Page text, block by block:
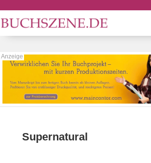
Supernatural